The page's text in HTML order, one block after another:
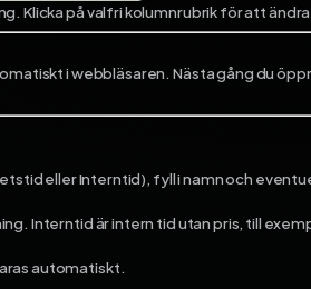
Klicka på valfri kolumnrubrik för att
i webbläsaren. Nästa gång du
eller Interntid), fyll i namn och
Interntid är intern tid utan pris, till
automatiskt.